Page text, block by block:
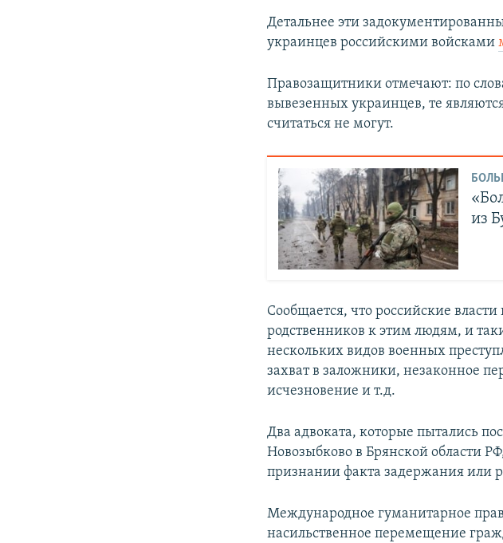
Детальнее эти
украинцев российскими войсками
Правозащитники отмечают: по
вывезенных украинцев, те
считаться не могут.
из
Сообщается, что российские
родственников к этим людям, и
нескольких видов военных
захват в заложники, незаконное
исчезновение и т.д.
Два адвоката, которые пытались
Новозыбково в Брянской области
признании факта задержания или
Международное гуманитарное
насильственное перемещение